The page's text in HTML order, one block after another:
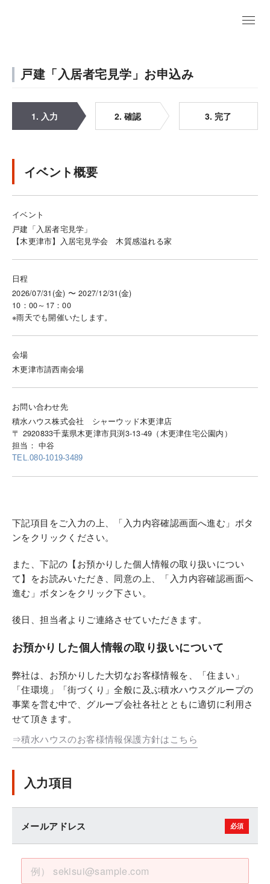
戸建「入居者宅見学」お申込み
1. 入力 2. 確認 3. 完了
イベント概要
イベント
戸建「入居者宅見学」
【木更津市】入居宅見学会 木質感溢れる家
日程
2026/07/31(金) 〜 2027/12/31(金)
10：00～17：00
※雨天でも開催いたします。
会場
木更津市請西南会場
お問い合わせ先
積水ハウス株式会社 シャーウッド木更津店
〒 2920833千葉県木更津市貝渕3-13-49（木更津住宅公園内）
担当： 中谷
TEL.080-1019-3489
下記項目をご入力の上、「入力内容確認画面へ進む」ボタ
ンをクリックください。
また、下記の【お預かりした個人情報の取り扱いについ
て】をお読みいただき、同意の上、「入力内容確認画面へ
進む」ボタンをクリック下さい。
後日、担当者よりご連絡させていただきます。
お預かりした個人情報の取り扱いについて
弊社は、お預かりした大切なお客様情報を、「住まい」
「住環境」「街づくり」全般に及ぶ積水ハウスグループの
事業を営む中で、グループ会社各社とともに適切に利用さ
せて頂きます。
⇒積水ハウスのお客様情報保護方針はこちら
入力項目
メールアドレス